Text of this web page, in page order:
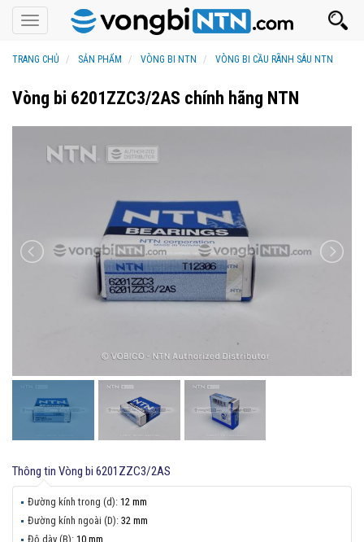
Toggle
navigation
TRANG CHỦ SẢN PHẨM VÒNG BI NTN VÒNG BI CẦU RÃNH SÂU NTN
Vòng bi 6201ZZC3/2AS chính hãng NTN
Thông tin Vòng bi 6201ZZC3/2AS
Đường kính trong (d): 12 mm
Đường kính ngoài (D): 32 mm
Độ dày (B): 10 mm